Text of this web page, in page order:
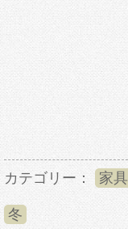
カテゴリー： 家具
冬